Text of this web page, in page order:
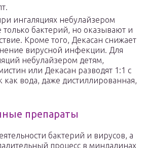
ингаляциях небулайзером
только бактерий, но оказывают и
Кроме того, Декасан снижает
вирусной инфекции. Для
небулайзером детям,
или Декасан разводят 1:1 с
как вода, даже дистиллированная,
препараты
бактерий и вирусов, а
процесс в миндалинах